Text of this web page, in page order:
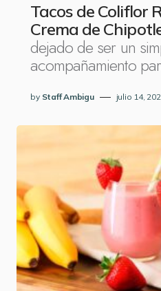
Tacos de Coliflor
Crema de
dejado de ser un
acompañamiento
by Staff Ambigu julio 14,